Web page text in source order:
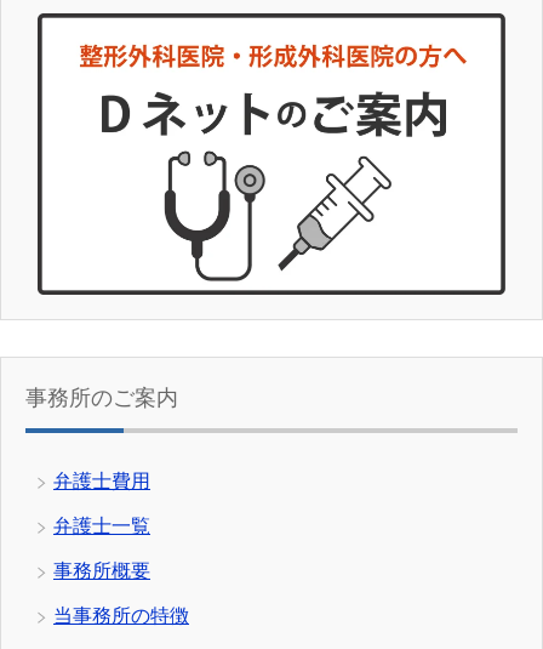
事務所のご案内
弁護士費用
弁護士一覧
事務所概要
当事務所の特徴